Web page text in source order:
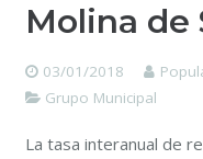
Molina de
03/01/2018
Grupo Municipal
La tasa interanual de